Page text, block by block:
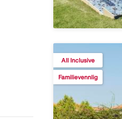
All Inclusive
Familievennlig